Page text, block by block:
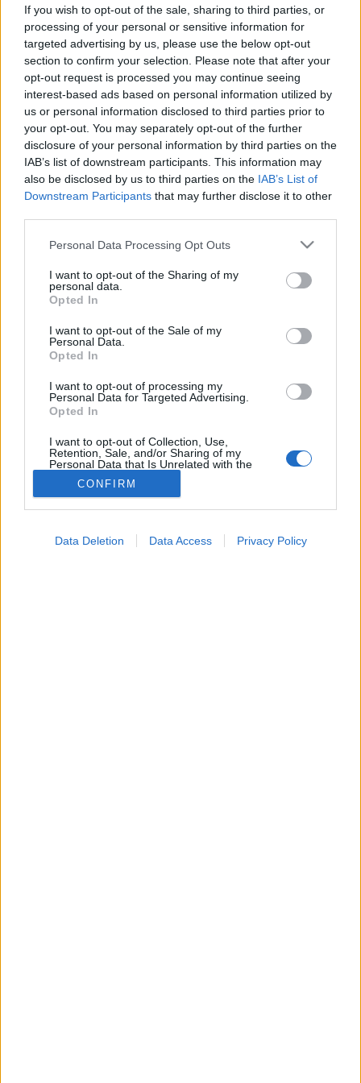
If you wish to opt-out of the sale, sharing to third parties, or
processing of your personal or sensitive information for
targeted advertising by us, please use the below opt-out
section to confirm your selection. Please note that after your
opt-out request is processed you may continue seeing
interest-based ads based on personal information utilized by
us or personal information disclosed to third parties prior to
your opt-out. You may separately opt-out of the further
disclosure of your personal information by third parties on the
IAB’s list of downstream participants. This information may
also be disclosed by us to third parties on the IAB’s List of
Downstream Participants that may further disclose it to other
Please note that this website/app uses one or more Google
not limited to your visit or usage behaviour. You may click to
grant or deny consent to Google and its third-party tags to
use your data for below specified purposes in below Google
consent section.
Personal Data Processing Opt Outs
I want to opt-out of the Sharing of my
personal data.
Opted In
I want to opt-out of the Sale of my
Personal Data.
Opted In
I want to opt-out of processing my
Personal Data for Targeted Advertising.
Opted In
I want to opt-out of Collection, Use,
Retention, Sale, and/or Sharing of my
Personal Data that Is Unrelated with the
Purposes for which it was collected.
Opted Out
CONFIRM
Data Deletion Data Access Privacy Policy
2025. július 11. 18:24
Megosztás
Küldés Küldés Messengeren